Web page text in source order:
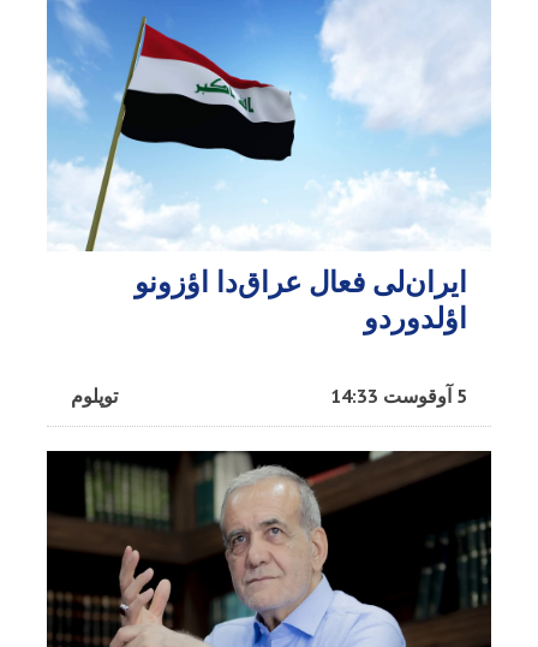
ایران‌لی فعال عراق‌دا اؤزونو
اؤلدوردو
توپلوم 5 آوقوست 14:33